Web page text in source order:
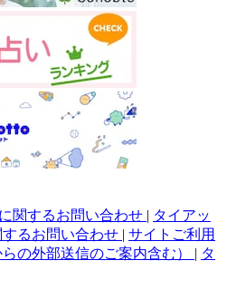
関するお問い合わせ | タイアッ
るお問い合わせ | サイトご利用
の外部送信のご案内含む） | タ